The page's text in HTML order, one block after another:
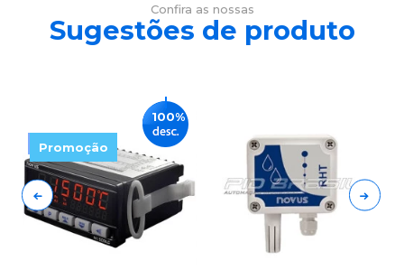
Confira as nossas
Sugestões de produto
100%
Promoção